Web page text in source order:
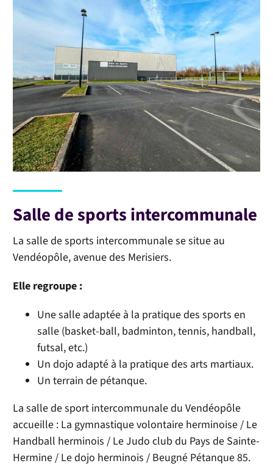
Salle de sports intercommunale
La salle de sports intercommunale se situe au
Vendéopôle, avenue des Merisiers.
Elle regroupe :
Une salle adaptée à la pratique des sports en
salle (basket-ball, badminton, tennis, handball,
futsal, etc.)
Un dojo adapté à la pratique des arts martiaux.
Un terrain de pétanque.
La salle de sport intercommunale du Vendéopôle
accueille : La gymnastique volontaire herminoise / Le
Handball herminois / Le Judo club du Pays de Sainte-
Hermine / Le dojo herminois / Beugné Pétanque 85.